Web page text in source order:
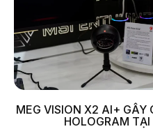
MEG VISION X2 AI+ GÂY
HOLOGRAM